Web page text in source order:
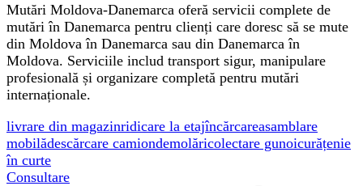
Mutări Moldova-Danemarca oferă servicii complete de
mutări în Danemarca pentru clienți care doresc să se mute
din Moldova în Danemarca sau din Danemarca în
Moldova. Serviciile includ transport sigur, manipulare
profesională și organizare completă pentru mutări
internaționale.
livrare din magazinridicare la etajîncărcareasamblare
mobilădescărcare camiondemolăricolectare gunoicurățenie
în curte
Consultare